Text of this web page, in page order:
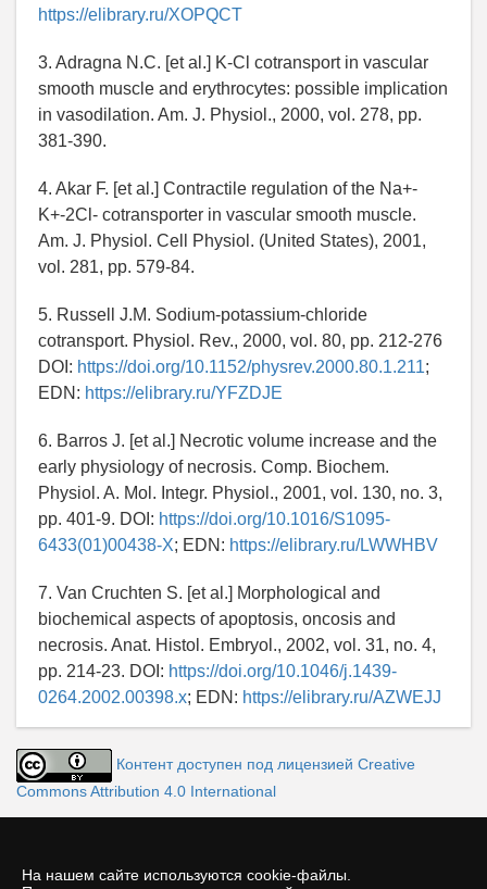
На нашем сайте используются cookie-файлы.
https://elibrary.ru/XOPQCT
3. Adragna N.C. [et al.] K-Cl cotransport in vascular
smooth muscle and erythrocytes: possible implication
in vasodilation. Am. J. Physiol., 2000, vol. 278, pp.
381-390.
4. Akar F. [et al.] Contractile regulation of the Na+-
K+-2Cl- cotransporter in vascular smooth muscle.
Am. J. Physiol. Cell Physiol. (United States), 2001,
vol. 281, pp. 579-84.
5. Russell J.M. Sodium-potassium-chloride
cotransport. Physiol. Rev., 2000, vol. 80, pp. 212-276
DOI: https://doi.org/10.1152/physrev.2000.80.1.211;
EDN: https://elibrary.ru/YFZDJE
6. Barros J. [et al.] Necrotic volume increase and the
early physiology of necrosis. Comp. Biochem.
Physiol. A. Mol. Integr. Physiol., 2001, vol. 130, no. 3,
pp. 401-9. DOI: https://doi.org/10.1016/S1095-
6433(01)00438-X; EDN: https://elibrary.ru/LWWHBV
7. Van Cruchten S. [et al.] Morphological and
biochemical aspects of apoptosis, oncosis and
necrosis. Anat. Histol. Embryol., 2002, vol. 31, no. 4,
pp. 214-23. DOI: https://doi.org/10.1046/j.1439-
0264.2002.00398.x; EDN: https://elibrary.ru/AZWEJJ
Контент доступен под лицензией Creative
Commons Attribution 4.0 International